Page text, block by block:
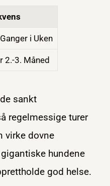
i Uken
2.-3. Måned
sankt
regelmessige turer
virke dovne
hundene
god helse.